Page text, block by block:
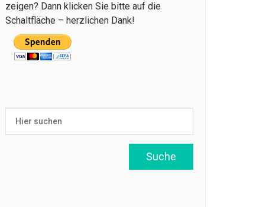
zeigen? Dann klicken Sie bitte auf die
Schaltfläche – herzlichen Dank!